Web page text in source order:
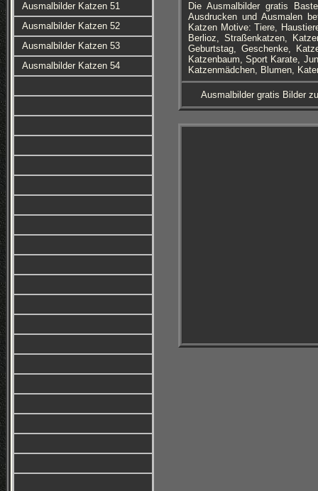
Ausmalbilder Katzen 51
Ausmalbilder Katzen 52
Ausmalbilder Katzen 53
Ausmalbilder Katzen 54
Die Ausmalbilder gratis
Ausdrucken und Ausmalen
Katzen Motive: Tiere,
Berlioz, Straßenkatzen,
Geburtstag, Geschenke,
Katzenbaum, Sport Karate,
Katzenmädchen, Blumen,
Ausmalbilder gratis Bilder